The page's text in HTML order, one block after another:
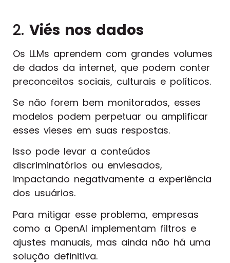
2. Viés nos dados
Os LLMs aprendem com grandes volumes
de dados da internet, que podem conter
preconceitos sociais, culturais e políticos.
Se não forem bem monitorados, esses
modelos podem perpetuar ou amplificar
esses vieses em suas respostas.
Isso pode levar a conteúdos
discriminatórios ou enviesados,
impactando negativamente a experiência
dos usuários.
Para mitigar esse problema, empresas
como a OpenAI implementam filtros e
ajustes manuais, mas ainda não há uma
solução definitiva.